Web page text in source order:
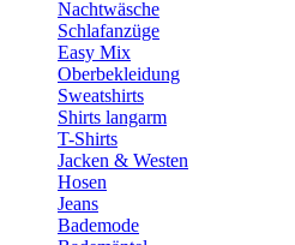
Nachtwäsche
Schlafanzüge
Easy Mix
Oberbekleidung
Sweatshirts
Shirts langarm
T-Shirts
Jacken & Westen
Hosen
Jeans
Bademode